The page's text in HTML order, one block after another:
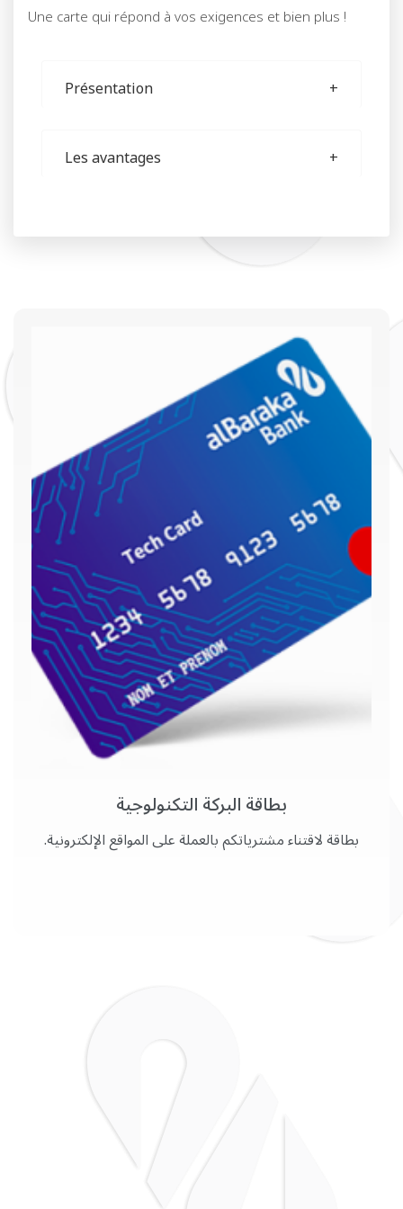
Une carte qui répond à vos exigences et bien plus !
Présentation
Les avantages
بطاقة البركة التكنولوجية
بطاقة لاقتناء مشترياتكم بالعملة على المواقع الإلكترونية.